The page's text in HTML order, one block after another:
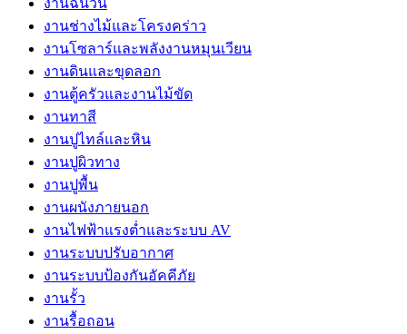
งานช่างไม้และโครงคร่าว
งานโซลาร์และพลังงานหมุนเวียน
งานดินและขุดลอก
งานตู้ครัวและงานไม้ขัด
งานทาสี
งานปูไทล์และหิน
งานปูผิวทาง
งานปูพื้น
งานผนังภายนอก
งานไฟฟ้าแรงต่ำและระบบ AV
งานระบบปรับอากาศ
งานระบบป้องกันอัคคีภัย
งานรั้ว
งานรื้อถอน